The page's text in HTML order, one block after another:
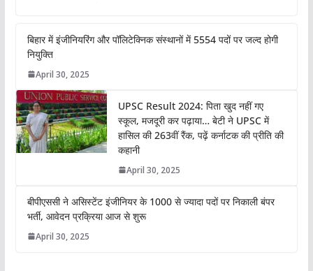
बिहार में इंजीनियरिंग और पॉलिटेक्निक संस्थानों में 5554 पदों पर जल्द होगी
नियुक्ति
April 30, 2025
UPSC Result 2024: पिता खुद नहीं गए
स्कूल, मजदूरी कर पढ़ाया… बेटी ने UPSC में
हासिल की 263वीं रैंक, पढ़ें कर्नाटक की प्रीति की
कहानी
April 30, 2025
बीपीएससी ने असिस्टेंट इंजीनियर के 1000 से ज्यादा पदों पर निकाली बंपर
भर्ती, आवेदन प्रक्रिया आज से शुरू
April 30, 2025